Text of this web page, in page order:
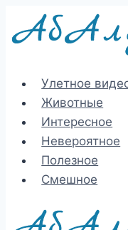
Перейти
Улетное
Животные
Интересное
Невероятное
Полезное
Смешное